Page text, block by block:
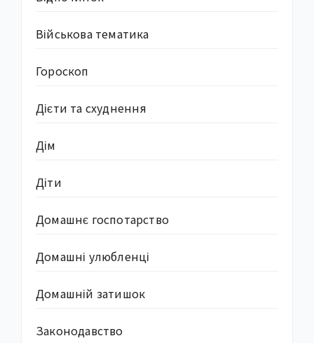
Військова тематика
Гороскоп
Дієти та схуднення
Дім
Діти
Домашнє госпотарство
Домашні улюбленці
Домашній затишок
Законодавство